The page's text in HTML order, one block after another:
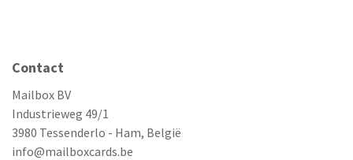
Contact
Mailbox BV
Industrieweg 49/1
3980 Tessenderlo - Ham, België
info@mailboxcards.be